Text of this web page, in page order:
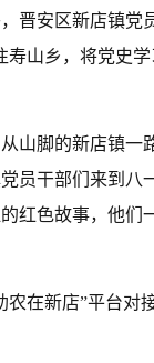
晋安区新店镇党
寿山乡，将党史
山脚的新店镇一
员干部们来到八
红色故事，他们
在新店”平台对